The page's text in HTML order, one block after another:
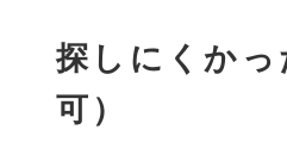
探しにくか
可）